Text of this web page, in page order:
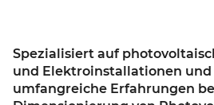
Spezialisiert auf
und Elektroinstallationen
umfangreiche Erfahrungen